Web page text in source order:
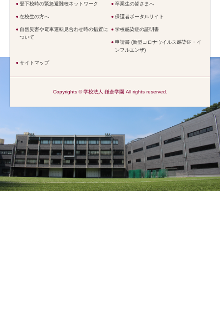
登下校時の緊急避難校ネットワーク 卒業生の皆さまへ
在校生の方へ 保護者ポータルサイト
自然災害や電車運転見合わせ時の措置に
ついて
学校感染症の証明書
申請書 (新型コロナウイルス感染症・イ
ンフルエンザ)
サイトマップ
Copyrights © 学校法人 鎌倉学園 All rights reserved.